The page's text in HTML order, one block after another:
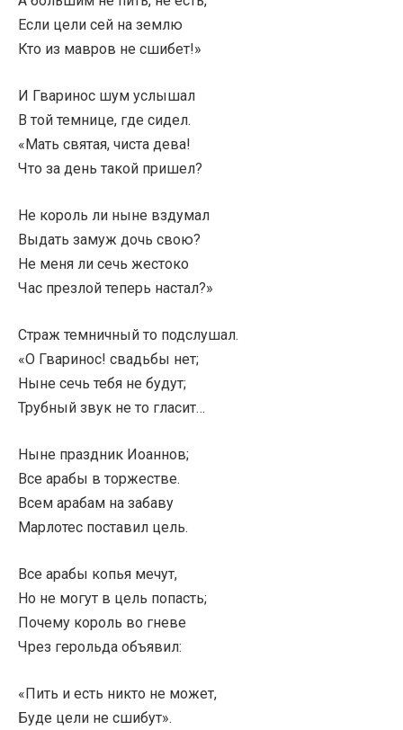
Если цели сей на землю
Кто из мавров не сшибет!»
И Гваринос шум услышал
В той темнице, где сидел.
«Мать святая, чиста дева!
Что за день такой пришел?
Не король ли ныне вздумал
Выдать замуж дочь свою?
Не меня ли сечь жестоко
Час презлой теперь настал?»
Страж темничный то подслушал.
«О Гваринос! свадьбы нет;
Ныне сечь тебя не будут;
Трубный звук не то гласит…
Ныне праздник Иоаннов;
Все арабы в торжестве.
Всем арабам на забаву
Марлотес поставил цель.
Все арабы копья мечут,
Но не могут в цель попасть;
Почему король во гневе
Чрез герольда объявил:
«Пить и есть никто не может,
Буде цели не сшибут».